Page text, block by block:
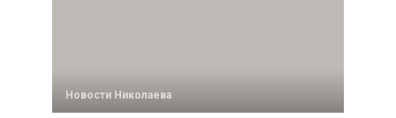
Новости Николаева